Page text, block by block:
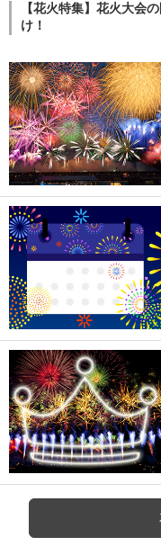
【花火特集】花火大会
け！